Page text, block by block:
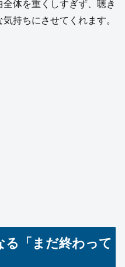
体を重くしすぎず、聴き
持ちにさせてくれます。
る「まだ終わって